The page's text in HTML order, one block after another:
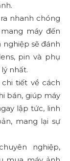
nhanh chóng
máy đến
nghiệp sẽ đánh
pin và phụ
nhất.
tiết về cách
bán, giúp máy
lập tức, linh
mang lại sự
nghiệp,